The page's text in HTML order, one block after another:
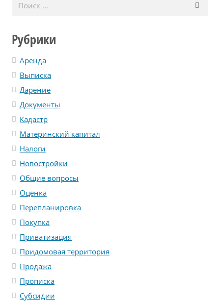
Рубрики
Аренда
Выписка
Дарение
Документы
Кадастр
Материнский капитал
Налоги
Новостройки
Общие вопросы
Оценка
Перепланировка
Покупка
Приватизация
Придомовая территория
Продажа
Прописка
Субсидии